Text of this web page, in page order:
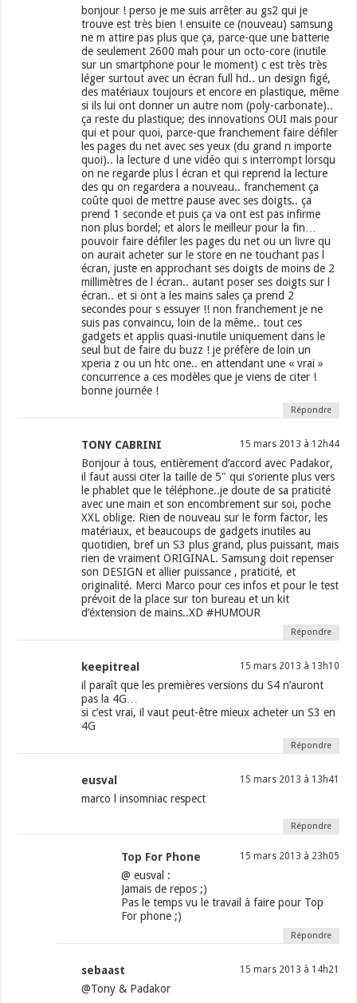
bonjour ! perso je me suis arrêter au gs2 qui je
trouve est très bien ! ensuite ce (nouveau) samsung
ne m attire pas plus que ça, parce-que une batterie
de seulement 2600 mah pour un octo-core (inutile
sur un smartphone pour le moment) c est très très
léger surtout avec un écran full hd.. un design figé,
des matériaux toujours et encore en plastique, même
si ils lui ont donner un autre nom (poly-carbonate)..
ça reste du plastique; des innovations OUI mais pour
qui et pour quoi, parce-que franchement faire défiler
les pages du net avec ses yeux (du grand n importe
quoi).. la lecture d une vidéo qui s interrompt lorsqu
on ne regarde plus l écran et qui reprend la lecture
des qu on regardera a nouveau.. franchement ça
coûte quoi de mettre pause avec ses doigts.. ça
prend 1 seconde et puis ça va ont est pas infirme
non plus bordel; et alors le meilleur pour la fin…
pouvoir faire défiler les pages du net ou un livre qu
on aurait acheter sur le store en ne touchant pas l
écran, juste en approchant ses doigts de moins de 2
millimètres de l écran.. autant poser ses doigts sur l
écran.. et si ont a les mains sales ça prend 2
secondes pour s essuyer !! non franchement je ne
suis pas convaincu, loin de la même.. tout ces
gadgets et applis quasi-inutile uniquement dans le
seul but de faire du buzz ! je préfère de loin un
xperia z ou un htc one.. en attendant une « vrai »
concurrence a ces modèles que je viens de citer !
bonne journée !
Répondre
TONY CABRINI 15 mars 2013 à 12h44
Bonjour à tous, entièrement d’accord avec Padakor,
il faut aussi citer la taille de 5″ qui s’oriente plus vers
le phablet que le téléphone..je doute de sa praticité
avec une main et son encombrement sur soi, poche
XXL oblige. Rien de nouveau sur le form factor, les
matériaux, et beaucoups de gadgets inutiles au
quotidien, bref un S3 plus grand, plus puissant, mais
rien de vraiment ORIGINAL. Samsung doit repenser
son DESIGN et allier puissance , praticité, et
originalité. Merci Marco pour ces infos et pour le test
prévoit de la place sur ton bureau et un kit
d’éxtension de mains..XD #HUMOUR
Répondre
keepitreal 15 mars 2013 à 13h10
il paraît que les premières versions du S4 n’auront
pas la 4G…
si c’est vrai, il vaut peut-être mieux acheter un S3 en
4G
Répondre
eusval 15 mars 2013 à 13h41
marco l insomniac respect
Répondre
Top For Phone 15 mars 2013 à 23h05
@ eusval :
Jamais de repos ;)
Pas le temps vu le travail à faire pour Top
For phone ;)
Répondre
sebaast 15 mars 2013 à 14h21
@Tony & Padakor